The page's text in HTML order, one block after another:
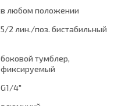
в любом положении
5/2 лин./поз. бистабильный
боковой тумблер,
фиксируемый
G1/4"